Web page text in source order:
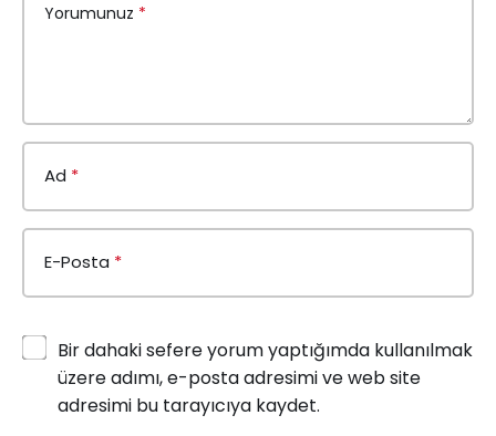
Yorumunuz *
Ad *
E-Posta *
Bir dahaki sefere yorum yaptığımda kullanılmak
üzere adımı, e-posta adresimi ve web site
adresimi bu tarayıcıya kaydet.